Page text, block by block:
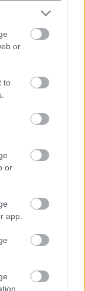
or
to
or
app.